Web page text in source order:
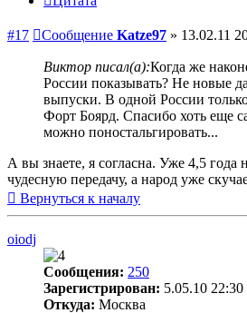
#17 Сообщение Katze97 » 13.02.11
Виктор писал(а):Когда же
России показывать? Не новые
выпуски. В одной России
Форт Боярд. Спасибо хоть еще
можно поностальгировать...
А вы знаете, я согласна. Уже 4,5 года
чудесную передачу, а народ уже
Вернуться к началу
oiodj
Сообщения: 250
Зарегистрирован: 5.05.10 22:30
Откуда: Москва